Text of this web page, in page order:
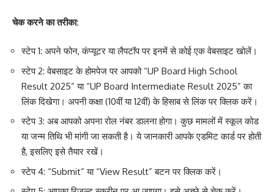
चेक करने का तरीका:
स्टेप 1: अपने फोन, कंप्यूटर या लैपटॉप पर इनमें से कोई एक वेबसाइट खोलें।
स्टेप 2: वेबसाइट के होमपेज पर आपको “UP Board High School
Result 2025” या “UP Board Intermediate Result 2025” का
लिंक दिखेगा। अपनी कक्षा (10वीं या 12वीं) के हिसाब से लिंक पर क्लिक करें।
स्टेप 3: अब आपको अपनारोल नंबरडालना होगा। कुछ मामलों मेंस्कूल कोड
याजन्म तिथि भी मांगी जा सकती है। ये जानकारी आपके एडमिट कार्ड पर होती
है, इसलिए इसे तैयार रखें।
स्टेप 4: “Submit” या “View Result” बटन पर क्लिक करें।